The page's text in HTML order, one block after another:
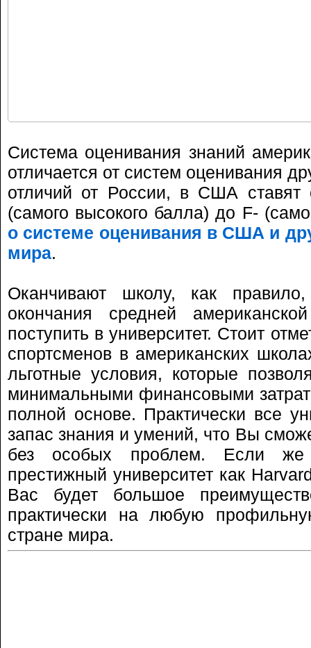
Система оценивания знаний
отличается от систем оценивания
отличий от России, в США ставят
(самого высокого балла) до F-
о системе оценивания в США и
мира.
Оканчивают школу, как
окончания средней
поступить в университет. Стоит
спортсменов в американских
льготные условия, которые
минимальными финансовыми
полной основе. Практически все
запас знания и умений, что Вы
без особых проблем. Если
престижный университет как
Вас будет большое
практически на любую
стране мира.